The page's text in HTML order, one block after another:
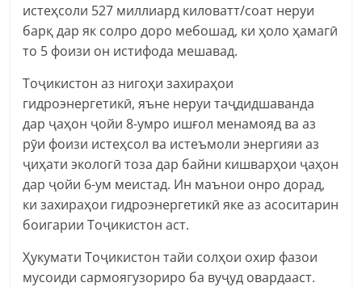
истеҳсоли 527 миллиард киловатт/соат неруи
барқ дар як солро доро мебошад, ки ҳоло ҳамагӣ
то 5 фоизи он истифода мешавад.
Тоҷикистон аз нигоҳи захираҳои
гидроэнергетикӣ, яъне неруи таҷдидшаванда
дар ҷаҳон ҷойи 8-умро ишғол менамояд ва аз
рӯи фоизи истеҳсол ва истеъмоли энергияи аз
ҷиҳати экологӣ тоза дар байни кишварҳои ҷаҳон
дар ҷойи 6-ум меистад. Ин маънои онро дорад,
ки захираҳои гидроэнергетикӣ яке аз асоситарин
боигарии Тоҷикистон аст.
Ҳукумати Тоҷикистон тайи солҳои охир фазои
мусоиди сармоягузориро ба вуҷуд овардааст.